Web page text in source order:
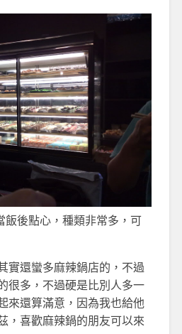
飯後點心，種類非常多，可
實還蠻多麻辣鍋店的，不過
很多，不過硬是比別人多一
來還算滿意，因為我也給他
，喜歡麻辣鍋的朋友可以來